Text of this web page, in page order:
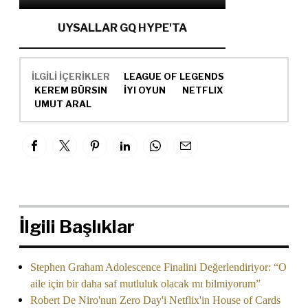
UYSALLAR GQ HYPE'TA
İLGİLİ İÇERİKLER
LEAGUE OF LEGENDS
KEREM BÜRSIN
İYI OYUN
NETFLIX
UMUT ARAL
İlgili Başlıklar
Stephen Graham Adolescence Finalini Değerlendiriyor: “O
aile için bir daha saf mutluluk olacak mı bilmiyorum”
Robert De Niro'nun Zero Day'i Netflix'in House of Cards